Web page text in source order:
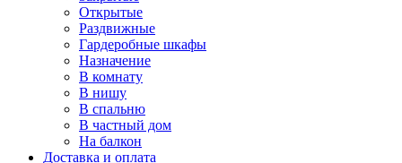
Открытые
Раздвижные
Гардеробные шкафы
Назначение
В комнату
В нишу
В спальню
В частный дом
На балкон
Доставка и оплата